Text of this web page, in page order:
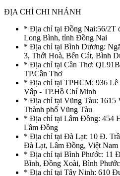
ĐỊA CHỈ CHI NHÁNH
* Địa chỉ tại Đồng Nai:56/2T
Long Bình, tỉnh Đồng Nai
* Địa chỉ tại Bình Dương:
3, Thới Hoà, Bến Cát, Bình
* Địa chỉ tại Cần Thơ:
TP.Cần Thơ
* Địa chỉ tại TPHCM: 936
Vấp - TP.Hồ Chí Minh
* Địa chỉ tại Vũng Tàu: 1615
Thành phố Vũng Tàu
* Địa chỉ tại Lâm Đồng: 454
Lâm Đồng
* Địa chỉ tại Đà Lạt: 10 Đ.
Đà Lạt, Lâm Đồng, Việt Nam
* Địa chỉ tại Bình Phước: 11
Bình, Đồng Xoài, Bình Phước
* Địa chỉ tại Tây Ninh: 610